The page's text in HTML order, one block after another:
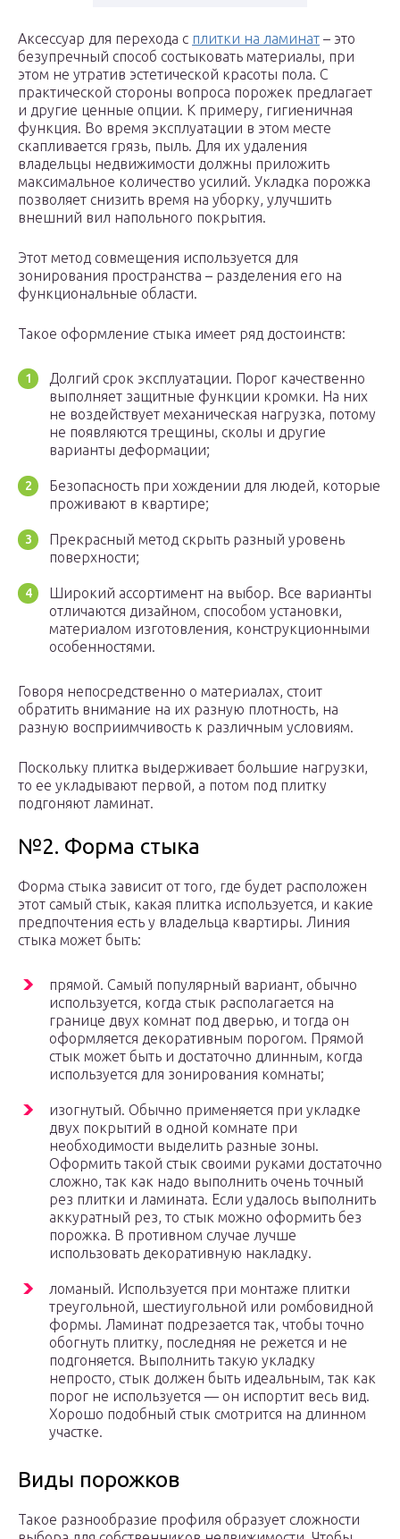
Аксессуар для перехода с плитки на ламинат – это
безупречный способ состыковать материалы, при
этом не утратив эстетической красоты пола. С
практической стороны вопроса порожек предлагает
и другие ценные опции. К примеру, гигиеничная
функция. Во время эксплуатации в этом месте
скапливается грязь, пыль. Для их удаления
владельцы недвижимости должны приложить
максимальное количество усилий. Укладка порожка
позволяет снизить время на уборку, улучшить
внешний вил напольного покрытия.
Этот метод совмещения используется для
зонирования пространства – разделения его на
функциональные области.
Такое оформление стыка имеет ряд достоинств:
Долгий срок эксплуатации. Порог качественно
выполняет защитные функции кромки. На них
не воздействует механическая нагрузка, потому
не появляются трещины, сколы и другие
варианты деформации;
Безопасность при хождении для людей, которые
проживают в квартире;
Прекрасный метод скрыть разный уровень
поверхности;
Широкий ассортимент на выбор. Все варианты
отличаются дизайном, способом установки,
материалом изготовления, конструкционными
особенностями.
Говоря непосредственно о материалах, стоит
обратить внимание на их разную плотность, на
разную восприимчивость к различным условиям.
Поскольку плитка выдерживает большие нагрузки,
то ее укладывают первой, а потом под плитку
подгоняют ламинат.
№2. Форма стыка
Форма стыка зависит от того, где будет расположен
этот самый стык, какая плитка используется, и какие
предпочтения есть у владельца квартиры. Линия
стыка может быть:
прямой. Самый популярный вариант, обычно
используется, когда стык располагается на
границе двух комнат под дверью, и тогда он
оформляется декоративным порогом. Прямой
стык может быть и достаточно длинным, когда
используется для зонирования комнаты;
изогнутый. Обычно применяется при укладке
двух покрытий в одной комнате при
необходимости выделить разные зоны.
Оформить такой стык своими руками достаточно
сложно, так как надо выполнить очень точный
рез плитки и ламината. Если удалось выполнить
аккуратный рез, то стык можно оформить без
порожка. В противном случае лучше
использовать декоративную накладку.
ломаный. Используется при монтаже плитки
треугольной, шестиугольной или ромбовидной
формы. Ламинат подрезается так, чтобы точно
обогнуть плитку, последняя не режется и не
подгоняется. Выполнить такую укладку
непросто, стык должен быть идеальным, так как
порог не используется — он испортит весь вид.
Хорошо подобный стык смотрится на длинном
участке.
Виды порожков
Такое разнообразие профиля образует сложности